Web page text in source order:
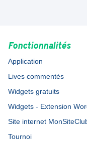
Fonctionnalités
Application
Lives commentés
Widgets gratuits
Widgets - Extension
Site internet
Tournoi